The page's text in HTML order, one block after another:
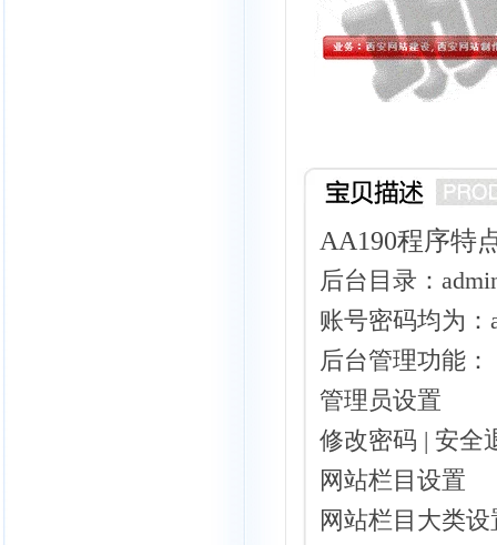
AA190程序特
后台目录：
账号密码均为：
后台管理功能：
管理员设置
修改密码 | 安全
网站栏目设置
网站栏目大类设